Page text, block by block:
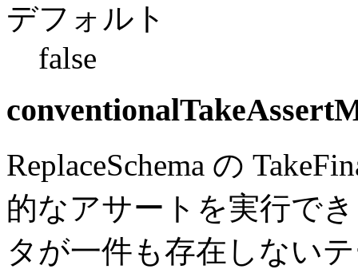
デフォルト
false
ReplaceSchema の
的なアサートを実行で
タが一件も存在しない